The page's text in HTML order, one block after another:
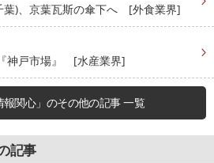
葉)、京葉瓦斯の傘下へ [外食業界]
神戸市場』 [水産業界]
報関心」のその他の記事 一覧
記事